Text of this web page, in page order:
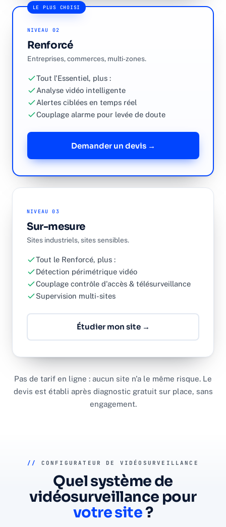
LE PLUS CHOISI
NIVEAU 02
Renforcé
Entreprises, commerces, multi-zones.
Tout l'Essentiel, plus :
Analyse vidéo intelligente
Alertes ciblées en temps réel
Couplage alarme pour levée de doute
Demander un devis →
NIVEAU 03
Sur-mesure
Sites industriels, sites sensibles.
Tout le Renforcé, plus :
Détection périmétrique vidéo
Couplage contrôle d'accès & télésurveillance
Supervision multi-sites
Étudier mon site →
Pas de tarif en ligne : aucun site n'a le même risque. Le
devis est établi après diagnostic gratuit sur place, sans
engagement.
// CONFIGURATEUR DE VIDÉOSURVEILLANCE
Quel système de
vidéosurveillance pour
votre site?